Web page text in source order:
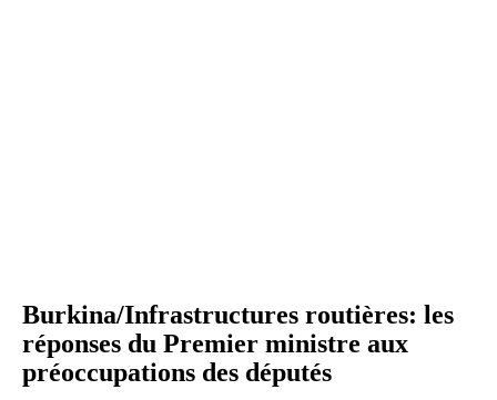
Burkina/Infrastructures routières: les
réponses du Premier ministre aux
préoccupations des députés